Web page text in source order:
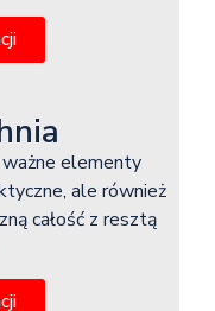
elementy
ale również
całość z resztą